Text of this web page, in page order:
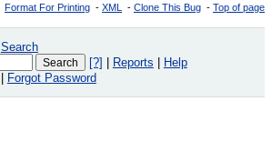
Format For Printing - XML - Clone This Bug - Top of page
Search
[?] Reports
Help
Forgot Password